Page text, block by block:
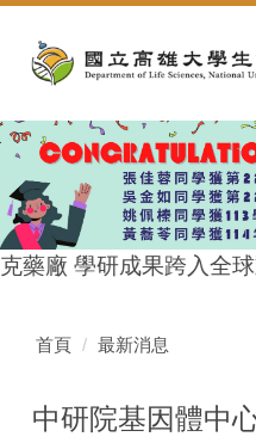
內
容
區
廠 學研成果跨入全球
首頁 最新消息
中研院基因體中